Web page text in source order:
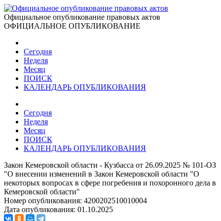
Официальное опубликование правовых актов
ОФИЦИАЛЬНОЕ ОПУБЛИКОВАНИЕ
Сегодня
Неделя
Месяц
ПОИСК
КАЛЕНДАРЬ ОПУБЛИКОВАНИЯ
Сегодня
Неделя
Месяц
ПОИСК
КАЛЕНДАРЬ ОПУБЛИКОВАНИЯ
Закон Кемеровской области - Кузбасса от 26.09.2025 № 101-ОЗ
"О внесении изменений в Закон Кемеровской области "О
некоторых вопросах в сфере погребения и похоронного дела в
Кемеровской области"
Номер опубликования: 4200202510010004
Дата опубликования: 01.10.2025